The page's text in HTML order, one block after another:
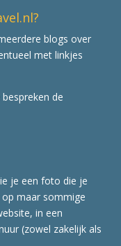
blogs over
met linkjes
de
je een foto die je
maar sommige
in een
(zowel zakelijk als